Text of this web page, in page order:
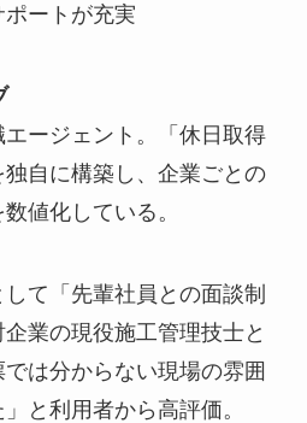
ートが充実
ージェント。「休日取得
自に構築し、企業ごとの
値化している。
て「先輩社員との面談制
業の現役施工管理技士と
は分からない現場の雰囲
と利用者から高評価。